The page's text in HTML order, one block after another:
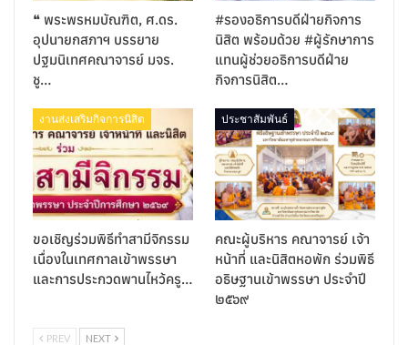
❝ พระพรหมบัณฑิต, ศ.ดร.
อุปนายกสภาฯ บรรยาย
ปฐมนิเทศคณาจารย์ มจร.
ชู…
#รองอธิการบดีฝ่ายกิจการ
นิสิต พร้อมด้วย #ผู้รักษาการ
แทนผู้ช่วยอธิการบดีฝ่าย
กิจการนิสิต…
งานส่งเสริมกิจการนิสิต
ขอเชิญร่วมพิธีทำสามีจิกรรม
เนื่องในเทศกาลเข้าพรรษา
และการประกวดพานไหว้ครู…
ประชาสัมพันธ์
คณะผู้บริหาร คณาจารย์ เจ้า
หน้าที่ และนิสิตหอพัก ร่วมพิธี
อธิษฐานเข้าพรรษา ประจำปี
๒๕๖๙
PREV NEXT